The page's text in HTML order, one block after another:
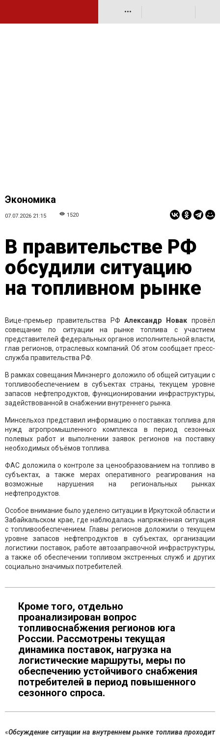
•••
Экономика
07.07.2026 21:15 1520
В правительстве РФ
обсудили ситуацию
на топливном рынке
Вице-премьер правительства РФАлександр Новак провёл
совещание по ситуации на рынке топлива с участием
представителей федеральных органов исполнительной власти,
глав регионов, отраслевых компаний. Об этом сообщает пресс-
служба правительства РФ.
В рамках совещания Минэнерго доложило об общей ситуации с
топливообеспечением в субъектах страны, текущем уровне
запасов нефтепродуктов, функционировании инфраструктуры,
задействованной в снабжении внутреннего рынка.
Минсельхоз представил информацию о поставках топлива для
нужд агропромышленного комплекса в период сезонных
полевых работ и выполнении заявок регионов на поставку
необходимых объёмов топлива.
ФАС доложила о контроле за ценообразованием на топливо в
субъектах, а также мерах оперативного реагирования на
возможные нарушения на региональных рынках
нефтепродуктов.
Особое внимание было уделено ситуации в Иркутской области и
Забайкальском крае, где наблюдалась напряжённая ситуация
с топливообеспечением. Главы регионов доложили о текущем
уровне запасов нефтепродуктов в субъектах, организации
логистики поставок, работе автозаправочной инфраструктуры,
а также об обеспечении топливом экстренных служб и других
социально значимых потребителей.
Кроме того, отдельно
проанализирован вопрос
топливоснабжения регионов юга
России. Рассмотрены текущая
динамика поставок, нагрузка на
логистические маршруты, меры по
обеспечению устойчивого снабжения
потребителей в период повышенного
сезонного спроса.
«Обсуждение ситуации на внутреннем рынке топлива проходит